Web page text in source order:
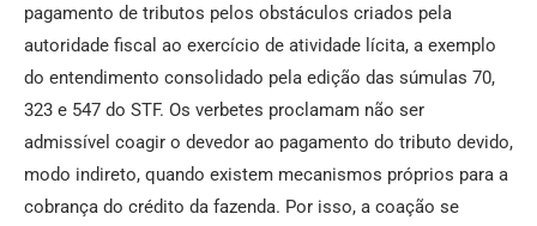
pagamento de tributos pelos obstáculos criados pela
autoridade fiscal ao exercício de atividade lícita, a exemplo
do entendimento consolidado pela edição das súmulas 70,
323 e 547 do STF. Os verbetes proclamam não ser
admissível coagir o devedor ao pagamento do tributo devido,
modo indireto, quando existem mecanismos próprios para a
cobrança do crédito da fazenda. Por isso, a coação se